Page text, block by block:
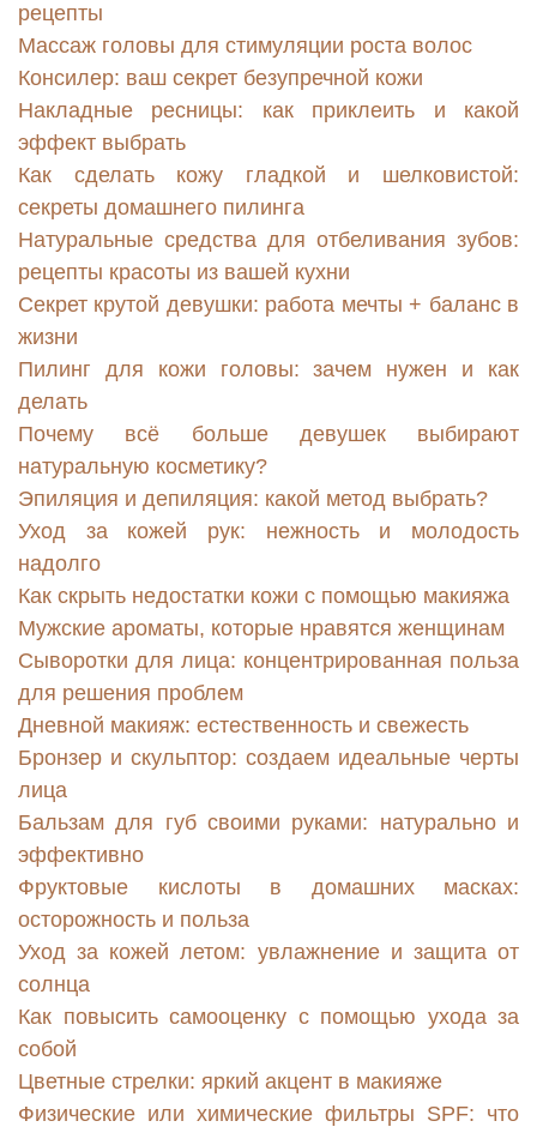
рецепты
Массаж головы для стимуляции роста волос
Консилер: ваш секрет безупречной кожи
Накладные ресницы: как приклеить и какой
эффект выбрать
Как сделать кожу гладкой и шелковистой:
секреты домашнего пилинга
Натуральные средства для отбеливания зубов:
рецепты красоты из вашей кухни
Секрет крутой девушки: работа мечты + баланс в
жизни
Пилинг для кожи головы: зачем нужен и как
делать
Почему всё больше девушек выбирают
натуральную косметику?
Эпиляция и депиляция: какой метод выбрать?
Уход за кожей рук: нежность и молодость
надолго
Как скрыть недостатки кожи с помощью макияжа
Мужские ароматы, которые нравятся женщинам
Сыворотки для лица: концентрированная польза
для решения проблем
Дневной макияж: естественность и свежесть
Бронзер и скульптор: создаем идеальные черты
лица
Бальзам для губ своими руками: натурально и
эффективно
Фруктовые кислоты в домашних масках:
осторожность и польза
Уход за кожей летом: увлажнение и защита от
солнца
Как повысить самооценку с помощью ухода за
собой
Цветные стрелки: яркий акцент в макияже
Физические или химические фильтры SPF: что